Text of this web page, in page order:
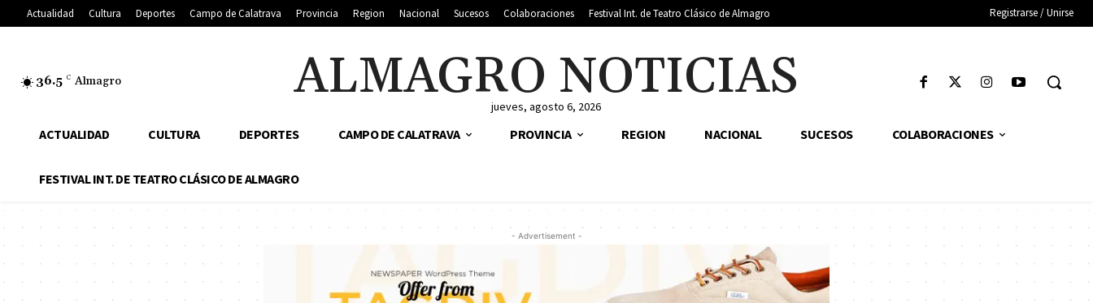
Actualidad Cultura Deportes Campo de Calatrava Provincia Region Nacional Sucesos Colaboraciones Festival Int. de Teatro Clásico de Almagro Registrarse / Unirse
36.5 C Almagro ALMAGRO NOTICIAS
jueves, agosto 6, 2026
ACTUALIDAD CULTURA DEPORTES CAMPO DE CALATRAVA PROVINCIA REGION NACIONAL SUCESOS COLABORACIONES
FESTIVAL INT. DE TEATRO CLÁSICO DE ALMAGRO
- Advertisement -